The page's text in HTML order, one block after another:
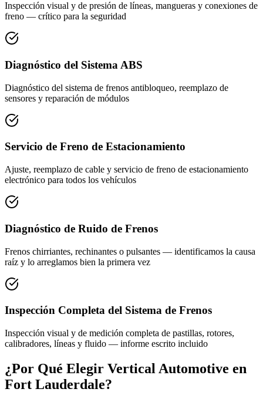
Inspección visual y de presión de líneas, mangueras y conexiones de
freno — crítico para la seguridad
Diagnóstico del Sistema ABS
Diagnóstico del sistema de frenos antibloqueo, reemplazo de
sensores y reparación de módulos
Servicio de Freno de Estacionamiento
Ajuste, reemplazo de cable y servicio de freno de estacionamiento
electrónico para todos los vehículos
Diagnóstico de Ruido de Frenos
Frenos chirriantes, rechinantes o pulsantes — identificamos la causa
raíz y lo arreglamos bien la primera vez
Inspección Completa del Sistema de Frenos
Inspección visual y de medición completa de pastillas, rotores,
calibradores, líneas y fluido — informe escrito incluido
¿Por Qué Elegir Vertical Automotive en
Fort Lauderdale?